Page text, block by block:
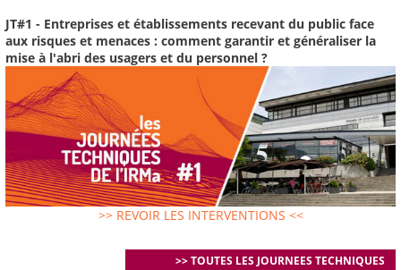
JT#1 - Entreprises et établissements recevant du public face
aux risques et menaces : comment garantir et généraliser la
mise à l'abri des usagers et du personnel ?
>> REVOIR LES INTERVENTIONS <<
>> TOUTES LES JOURNEES TECHNIQUES